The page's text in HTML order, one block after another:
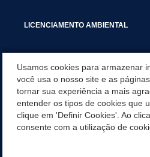
LICENCIAMENTO AMBIENTAL
SERVIÇOS
SERVIÇOS DO DEPARTAMENTO DE
Usamos cookies para armazenar
você usa o nosso site e as
tornar sua experiência a mais
entender os tipos de cookies que
clique em 'Definir Cookies'. Ao
consente com a utilização de